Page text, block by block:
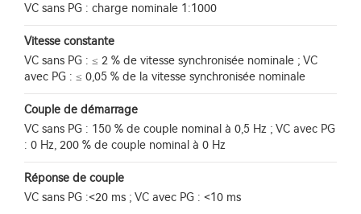
VC sans PG : charge nominale 1:1000
Vitesse constante
VC sans PG : ≤ 2 % de vitesse synchronisée nominale ; VC
avec PG : ≤ 0,05 % de la vitesse synchronisée nominale
Couple de démarrage
VC sans PG : 150 % de couple nominal à 0,5 Hz ; VC avec PG
: 0 Hz, 200 % de couple nominal à 0 Hz
Réponse de couple
VC sans PG :<20 ms ; VC avec PG : <10 ms